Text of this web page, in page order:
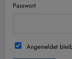
Passwort
Angemeldet